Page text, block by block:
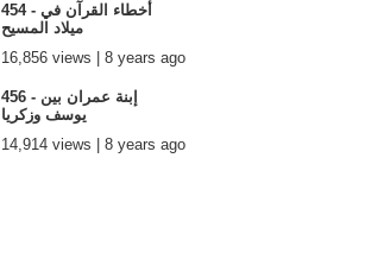
454 - أخطاء القرآن في
ميلاد المسيح
16,856 views | 8 years ago
456 - إبنة عمران بين
يوسف وزكريا
14,914 views | 8 years ago